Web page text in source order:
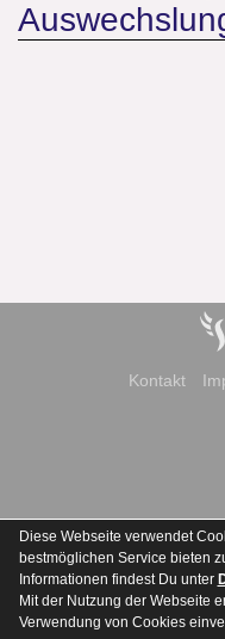
Kontakt
Diese Webseite verwendet
bestmöglichen Service bieten
Informationen findest Du unter
Mit der Nutzung der Webseite
Verwendung von Cookies